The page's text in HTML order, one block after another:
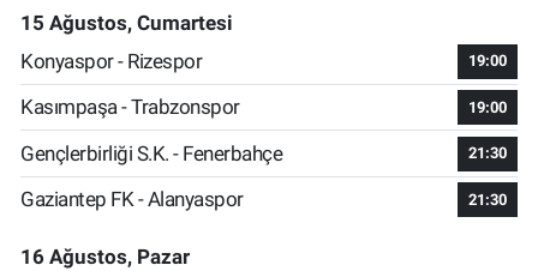
15 Ağustos, Cumartesi
Konyaspor - Rizespor
19:00
Kasımpaşa - Trabzonspor 19:00
Gençlerbirliği S.K. - Fenerbahçe 21:30
Gaziantep FK - Alanyaspor 21:30
16 Ağustos, Pazar